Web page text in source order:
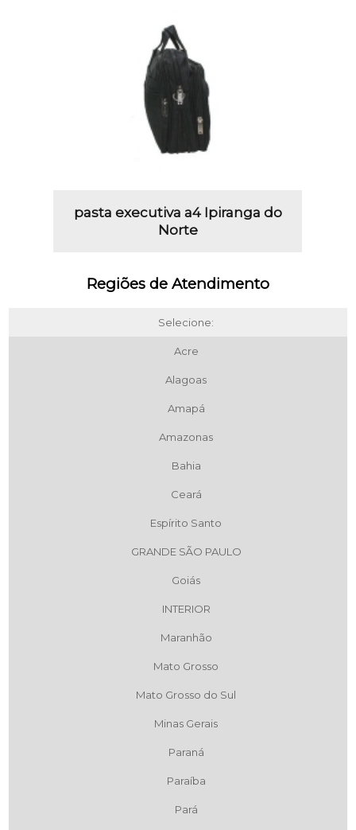
pasta executiva a4 Ipiranga do
Norte
Regiões de Atendimento
Selecione:
Acre
Alagoas
Amapá
Amazonas
Bahia
Ceará
Espírito Santo
GRANDE SÃO PAULO
Goiás
INTERIOR
Maranhão
Mato Grosso
Mato Grosso do Sul
Minas Gerais
Paraná
Paraíba
Pará